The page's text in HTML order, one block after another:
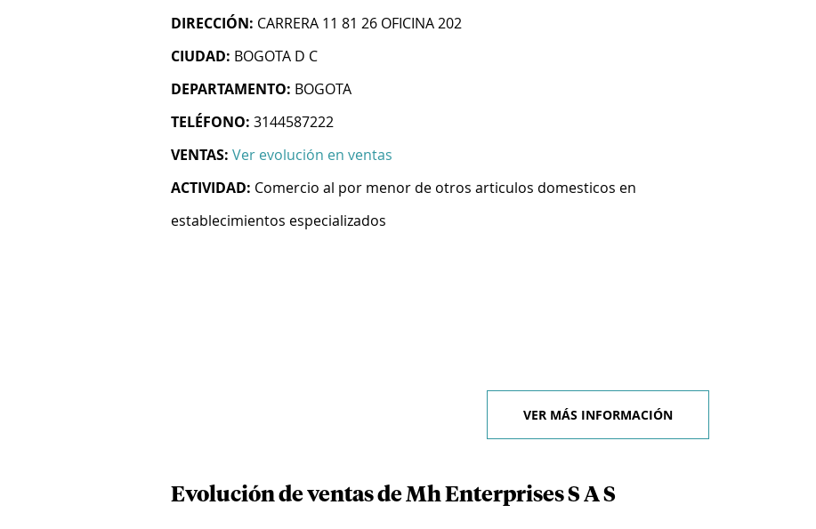
DIRECCIÓN: CARRERA 11 81 26 OFICINA 202
CIUDAD: BOGOTA D C
DEPARTAMENTO: BOGOTA
TELÉFONO: 3144587222
VENTAS: Ver evolución en ventas
ACTIVIDAD: Comercio al por menor de otros articulos domesticos en
establecimientos especializados
VER MÁS INFORMACIÓN
Evolución de ventas de Mh Enterprises S A S